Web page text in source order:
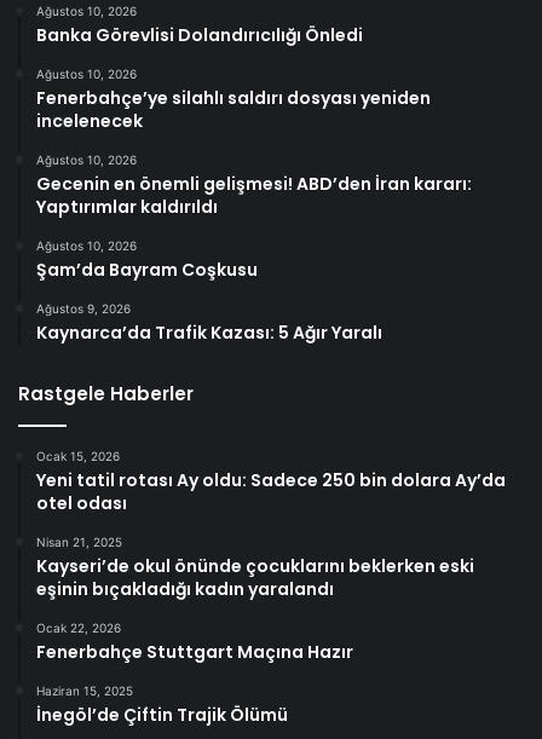
Ağustos 10, 2026
Banka Görevlisi Dolandırıcılığı Önledi
Ağustos 10, 2026
Fenerbahçe’ye silahlı saldırı dosyası yeniden
incelenecek
Ağustos 10, 2026
Gecenin en önemli gelişmesi! ABD’den İran kararı:
Yaptırımlar kaldırıldı
Ağustos 10, 2026
Şam’da Bayram Coşkusu
Ağustos 9, 2026
Kaynarca’da Trafik Kazası: 5 Ağır Yaralı
Rastgele Haberler
Ocak 15, 2026
Yeni tatil rotası Ay oldu: Sadece 250 bin dolara Ay’da
otel odası
Nisan 21, 2025
Kayseri’de okul önünde çocuklarını beklerken eski
eşinin bıçakladığı kadın yaralandı
Ocak 22, 2026
Fenerbahçe Stuttgart Maçına Hazır
Haziran 15, 2025
İnegöl’de Çiftin Trajik Ölümü